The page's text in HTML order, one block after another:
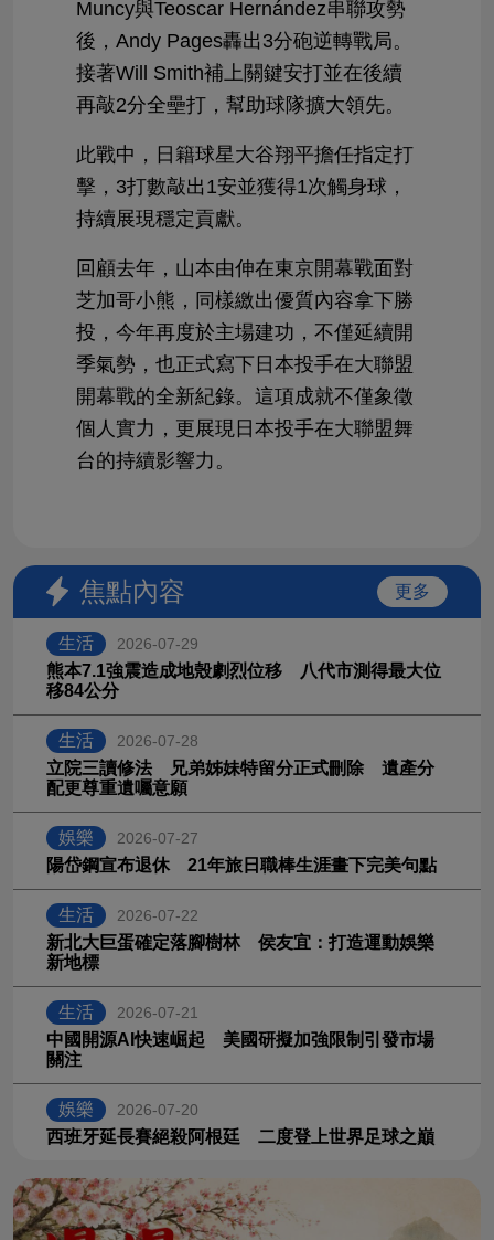
Muncy與Teoscar Hernández串聯攻勢
後，Andy Pages轟出3分砲逆轉戰局。
接著Will Smith補上關鍵安打並在後續
再敲2分全壘打，幫助球隊擴大領先。
此戰中，日籍球星大谷翔平擔任指定打
擊，3打數敲出1安並獲得1次觸身球，
持續展現穩定貢獻。
回顧去年，山本由伸在東京開幕戰面對
芝加哥小熊，同樣繳出優質內容拿下勝
投，今年再度於主場建功，不僅延續開
季氣勢，也正式寫下日本投手在大聯盟
開幕戰的全新紀錄。這項成就不僅象徵
個人實力，更展現日本投手在大聯盟舞
台的持續影響力。
焦點內容 更多
生活 2026-07-29
熊本7.1強震造成地殼劇烈位移 八代市測得最大位
移84公分
生活 2026-07-28
立院三讀修法 兄弟姊妹特留分正式刪除 遺產分
配更尊重遺囑意願
娛樂 2026-07-27
陽岱鋼宣布退休 21年旅日職棒生涯畫下完美句點
生活 2026-07-22
新北大巨蛋確定落腳樹林 侯友宜：打造運動娛樂
新地標
生活 2026-07-21
中國開源AI快速崛起 美國研擬加強限制引發市場
關注
娛樂 2026-07-20
西班牙延長賽絕殺阿根廷 二度登上世界足球之巔